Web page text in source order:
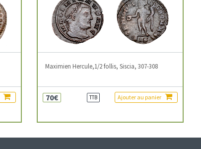
Maximien Hercule,1/2 follis, Siscia, 307-308
70€ TTB Ajouter au panier